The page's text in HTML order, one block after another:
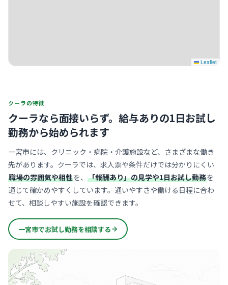
Leaflet
クーラの特徴
クーラなら面接いらず。 給与ありの1日お試し
勤務から始められます
一宮市には、クリニック・病院・介護施設など、さまざまな働き
先があります。クーラでは、求人票や条件だけでは分かりにくい
職場の雰囲気や相性を、 「報酬あり」の見学や1日お試し勤務を
通じて確かめやすくしています。通いやすさや働ける日程に合わ
せて、相談しやすい施設を確認できます。
一宮市でお試し勤務を相談する